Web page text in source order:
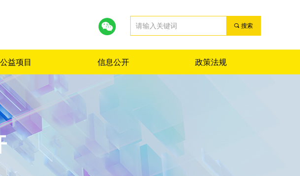
끠 搜索
公益项目 信息公开 政策法规